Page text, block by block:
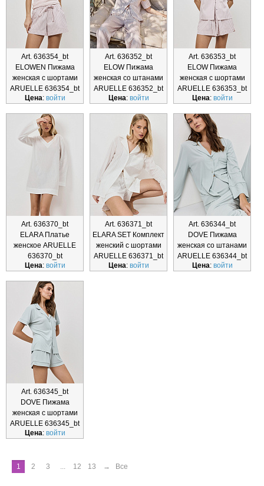
Art. 636354_bt
ELOWEN Пижама
женская с шортами
ARUELLE 636354_bt
Цена: войти
Art. 636352_bt
ELOW Пижама
женская со штанами
ARUELLE 636352_bt
Цена: войти
Art. 636353_bt
ELOW Пижама
женская с шортами
ARUELLE 636353_bt
Цена: войти
Art. 636370_bt
ELARA Платье
женское ARUELLE
636370_bt
Цена: войти
Art. 636371_bt
ELARA SET Комплект
женский с шортами
ARUELLE 636371_bt
Цена: войти
Art. 636344_bt
DOVE Пижама
женская со штанами
ARUELLE 636344_bt
Цена: войти
Art. 636345_bt
DOVE Пижама
женская с шортами
ARUELLE 636345_bt
Цена: войти
1 2 3 ... 12 13 → Все